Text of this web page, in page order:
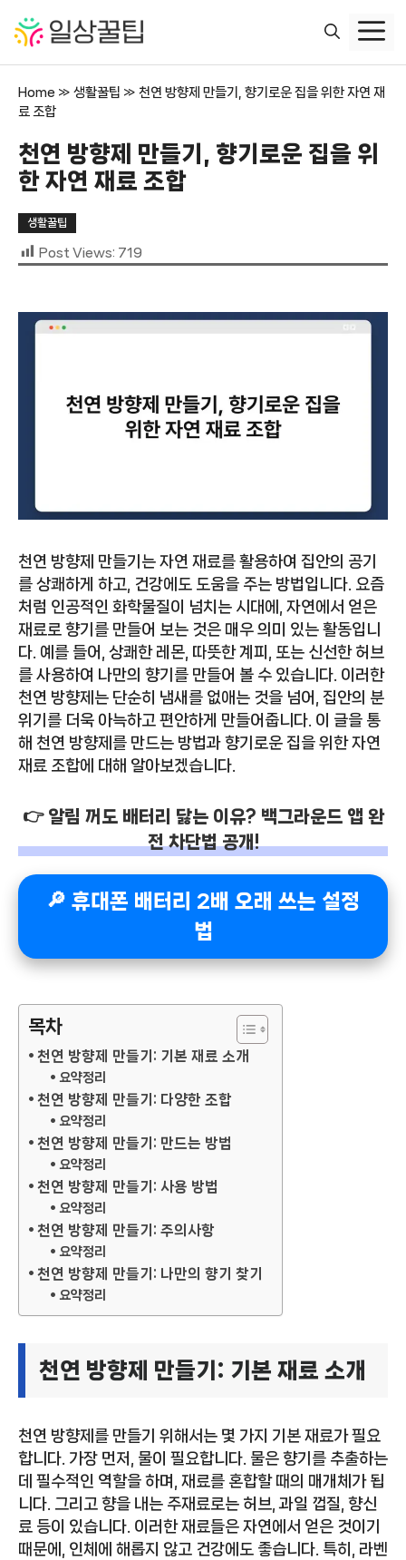
Home » 생활꿀팁 » 천연 방향제 만들기, 향기로운 집을 위한 자연 재
료 조합
천연 방향제 만들기, 향기로운 집을 위
한 자연 재료 조합
생활꿀팁
Post Views: 719
천연 방향제 만들기는 자연 재료를 활용하여 집안의 공기
를 상쾌하게 하고, 건강에도 도움을 주는 방법입니다. 요즘
처럼 인공적인 화학물질이 넘치는 시대에, 자연에서 얻은
재료로 향기를 만들어 보는 것은 매우 의미 있는 활동입니
다. 예를 들어, 상쾌한 레몬, 따뜻한 계피, 또는 신선한 허브
를 사용하여 나만의 향기를 만들어 볼 수 있습니다. 이러한
천연 방향제는 단순히 냄새를 없애는 것을 넘어, 집안의 분
위기를 더욱 아늑하고 편안하게 만들어줍니다. 이 글을 통
해 천연 방향제를 만드는 방법과 향기로운 집을 위한 자연
재료 조합에 대해 알아보겠습니다.
👉 알림 꺼도 배터리 닳는 이유? 백그라운드 앱 완
전 차단법 공개!
🔎 휴대폰 배터리 2배 오래 쓰는 설정
법
목차
천연 방향제 만들기: 기본 재료 소개
요약정리
천연 방향제 만들기: 다양한 조합
요약정리
천연 방향제 만들기: 만드는 방법
요약정리
천연 방향제 만들기: 사용 방법
요약정리
천연 방향제 만들기: 주의사항
요약정리
천연 방향제 만들기: 나만의 향기 찾기
요약정리
천연 방향제 만들기: 기본 재료 소개
천연 방향제를 만들기 위해서는 몇 가지 기본 재료가 필요
합니다. 가장 먼저, 물이 필요합니다. 물은 향기를 추출하는
데 필수적인 역할을 하며, 재료를 혼합할 때의 매개체가 됩
니다. 그리고 향을 내는 주재료로는 허브, 과일 껍질, 향신
료 등이 있습니다. 이러한 재료들은 자연에서 얻은 것이기
때문에, 인체에 해롭지 않고 건강에도 좋습니다. 특히, 라벤